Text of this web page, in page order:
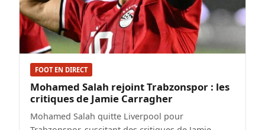
FOOT EN DIRECT
Mohamed Salah rejoint Trabzonspor : les
critiques de Jamie Carragher
Mohamed Salah quitte Liverpool pour